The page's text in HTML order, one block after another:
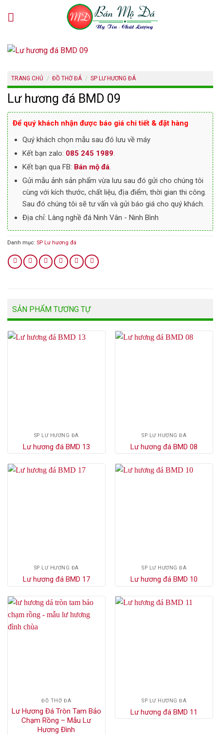
TRANG CHỦ / ĐỒ THỜ ĐÁ / SP LƯ HƯƠNG ĐÁ
Lư hương đá BMD 09
Để quý khách nhận được báo giá chi tiết & đặt hàng
Quý khách chọn mẫu sau đó lưu về máy
Kết bạn zalo: 085 245 1989.
Kết bạn qua FB: Bán mộ đá.
Gửi mẫu ảnh sản phẩm vừa lưu sau đó gửi cho chúng tôi
cùng với kích thước, chất liệu, địa điểm, thời gian thi công.
Sau đó chúng tôi sẽ tư vấn và gửi báo giá cho quý khách.
Địa chỉ: Làng nghề đá Ninh Vân - Ninh Bình
Danh mục: SP Lư hương đá
SẢN PHẨM TƯƠNG TỰ
SP LƯ HƯƠNG ĐÁ
Lư hương đá BMD 13
SP LƯ HƯƠNG ĐÁ
Lư hương đá BMD 08
SP LƯ HƯƠNG ĐÁ
Lư hương đá BMD 17
SP LƯ HƯƠNG ĐÁ
Lư hương đá BMD 10
ĐỒ THỜ ĐÁ
Lư Hương Đá Tròn Tam Bảo
Chạm Rồng – Mẫu Lư
Hương Đình
SP LƯ HƯƠNG ĐÁ
Lư hương đá BMD 11